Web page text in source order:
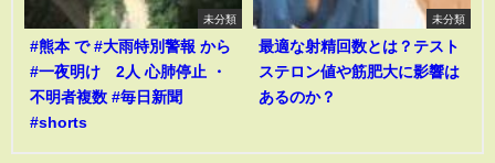
未分類
#熊本 で #大雨特別警報 から
#一夜明け 2人 心肺停止 ・
不明者複数 #毎日新聞
#shorts
未分類
最適な射精回数とは？テスト
ステロン値や筋肥大に影響は
あるのか？